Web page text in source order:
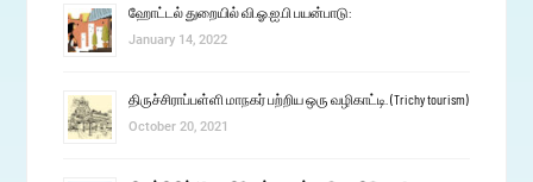
ஹோட்டல் துறையில் வி.ஓ.ஐ.பி பயன்பாடு:
January 14, 2022
திருச்சிராப்பள்ளி மாநகர் பற்றிய ஒரு வழிகாட்டி. (Trichy tourism)
October 20, 2021